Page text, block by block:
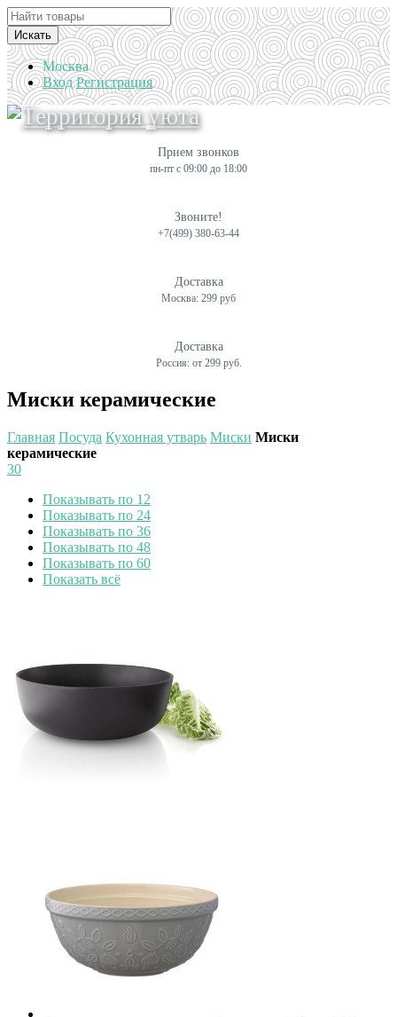
Искать
Москва
Вход Регистрация
Прием звонков
пн-пт с 09:00 до 18:00
Звоните!
+7(499) 380-63-44
Доставка
Москва: 299 руб
Доставка
Россия: от 299 руб.
Миски керамические
Главная Посуда Кухонная утварь Миски Миски
керамические
30
Показывать по 12
Показывать по 24
Показывать по 36
Показывать по 48
Показывать по 60
Показать всё